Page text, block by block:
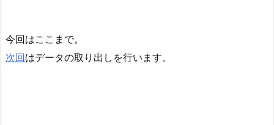
今回はここまで。
次回はデータの取り出しを行います。